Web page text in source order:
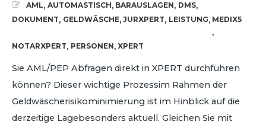
AML, AUTOMASTISCH, BARAUSLAGEN, DMS,
DOKUMENT, GELDWÄSCHE, JURXPERT, LEISTUNG, MEDIX5
,
NOTARXPERT, PERSONEN, XPERT
Sie AML/PEP Abfragen direkt in XPERT durchführen
können? Dieser wichtige Prozessim Rahmen der
Geldwäscherisikominimierung ist im Hinblick auf die
derzeitige Lagebesonders aktuell. Gleichen Sie mit